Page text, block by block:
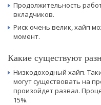
Продолжительность
вкладчиков.
Риск очень велик, хайп
момент.
Какие существуют
Низкодоходный хайп.
могут существовать на
произойдет развал.
15%.